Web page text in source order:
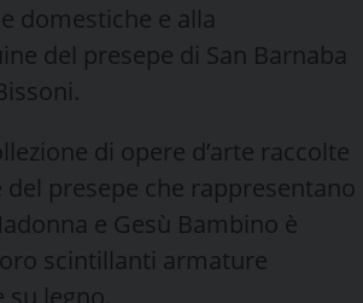
domestiche e alla
del presepe di San Barnaba
di opere d’arte raccolte
presepe che rappresentano
e Gesù Bambino è
scintillanti armature
legno.